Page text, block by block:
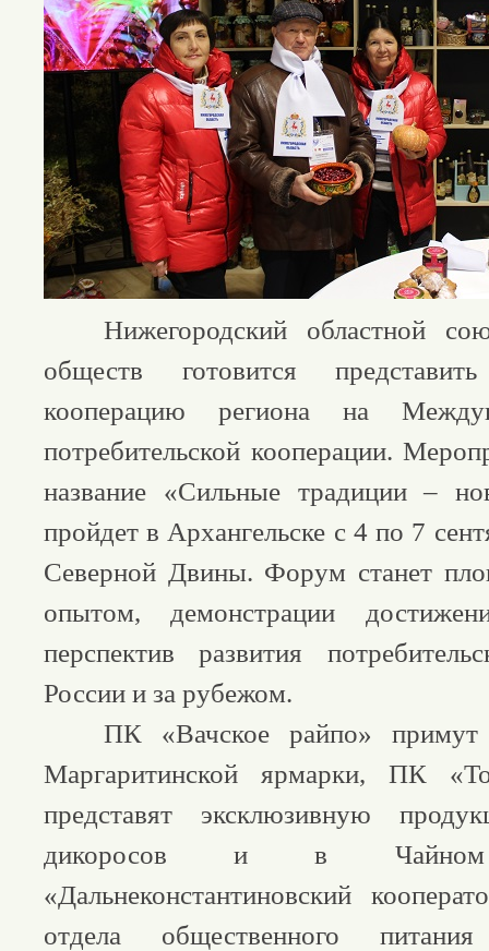
Нижегородский областной
обществ готовится
кооперацию региона на
потребительской кооперации.
название «Сильные традиции –
пройдет в Архангельске с 4 по 7
Северной Двины. Форум станет
опытом, демонстрации
перспектив развития
России и за рубежом.
ПК «Вачское райпо» примут
Маргаритинской ярмарки, ПК
представят эксклюзивную
дикоросов и в
«Дальнеконстантиновский
отдела общественного